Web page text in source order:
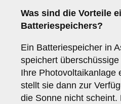
Was sind die Vorteile
Batteriespeichers?
Ein Batteriespeicher in
speichert
Ihre Photovoltaikanlage
stellt sie dann zur
die Sonne nicht scheint.